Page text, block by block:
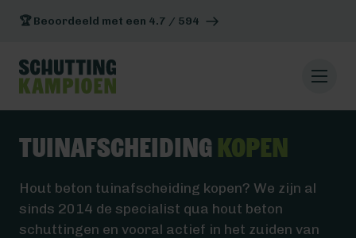
🏆 Beoordeeld met een 4.7 / 594
Tuinafscheiding kopen
Hout beton tuinafscheiding kopen? We zijn al
sinds 2014 de specialist qua hout beton
schuttingen en vooral actief in het zuiden van